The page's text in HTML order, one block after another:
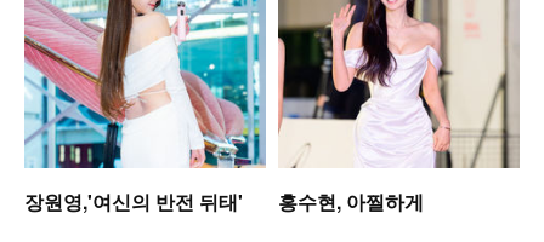
장원영,'여신의 반전 뒤태' 홍수현, 아찔하게